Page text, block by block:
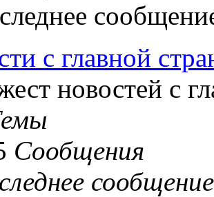
с главной
новостей с
Сообщения
сообщение